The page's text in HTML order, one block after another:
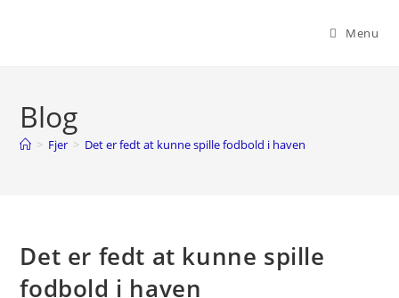
Menu
Blog
> Fjer > Det er fedt at kunne spille fodbold i haven
Det er fedt at kunne spille
fodbold i haven